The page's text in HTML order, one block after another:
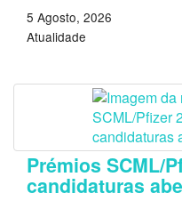
5 Agosto, 2026
Atualidade
Prémios SCML/
candidaturas